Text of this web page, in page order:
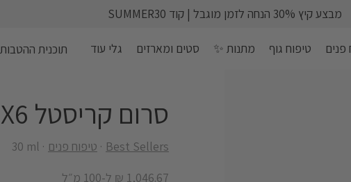
מבצע קיץ 30% הנחה לזמן מוגבל | קוד SUMMER30
פנים טיפוח גוף מתנות ✨ סטים ומארזים גלי עוד תוכנית ההטבות
סרום קריסטל Osmoter™ X6
Best Sellers טיפוח פנים
‎30 ml
1,046.67 ₪ ל-100 מ״ל